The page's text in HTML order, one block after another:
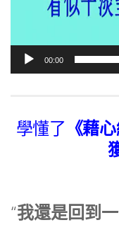
00:00
學懂了 《藉
“我還是回到